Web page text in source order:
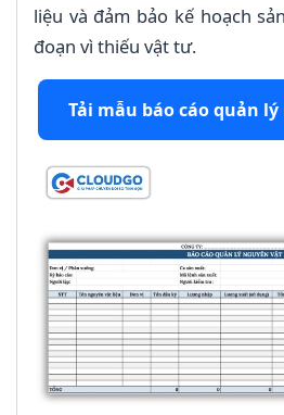
liệu và đảm bảo kế hoạch
đoạn vì thiếu vật tư.
Tải mẫu báo cáo quản